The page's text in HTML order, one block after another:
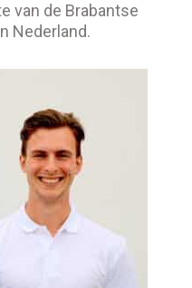
van de Brabantse
Nederland.